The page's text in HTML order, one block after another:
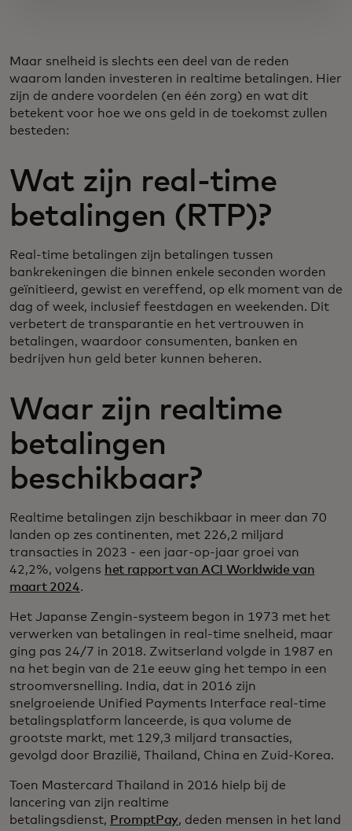
Maar snelheid is slechts een deel van de reden
waarom landen investeren in realtime betalingen. Hier
zijn de andere voordelen (en één zorg) en wat dit
betekent voor hoe we ons geld in de toekomst zullen
besteden:
Wat zijn real-time
betalingen (RTP)?
Real-time betalingen zijn betalingen tussen
bankrekeningen die binnen enkele seconden worden
geïnitieerd, gewist en vereffend, op elk moment van de
dag of week, inclusief feestdagen en weekenden. Dit
verbetert de transparantie en het vertrouwen in
betalingen, waardoor consumenten, banken en
bedrijven hun geld beter kunnen beheren.
Waar zijn realtime
betalingen
beschikbaar?
Realtime betalingen zijn beschikbaar in meer dan 70
landen op zes continenten, met 226,2 miljard
transacties in 2023 - een jaar-op-jaar groei van
42,2%, volgens het rapport van ACI Worldwide van
maart 2024.
Het Japanse Zengin-systeem begon in 1973 met het
verwerken van betalingen in real-time snelheid, maar
ging pas 24/7 in 2018. Zwitserland volgde in 1987 en
na het begin van de 21e eeuw ging het tempo in een
stroomversnelling. India, dat in 2016 zijn
snelgroeiende Unified Payments Interface real-time
betalingsplatform lanceerde, is qua volume de
grootste markt, met 129,3 miljard transacties,
gevolgd door Brazilië, Thailand, China en Zuid-Korea.
Toen Mastercard Thailand in 2016 hielp bij de
lancering van zijn realtime
betalingsdienst, PromptPay, deden mensen in het land